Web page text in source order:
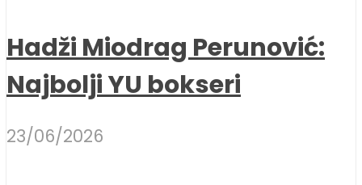
Hadži Miodrag Perunović:
Najbolji YU bokseri
23/06/2026